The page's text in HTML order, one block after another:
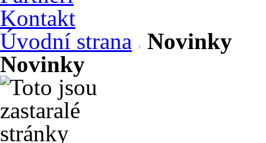
Kontakt
Úvodní strana
Novinky
Novinky